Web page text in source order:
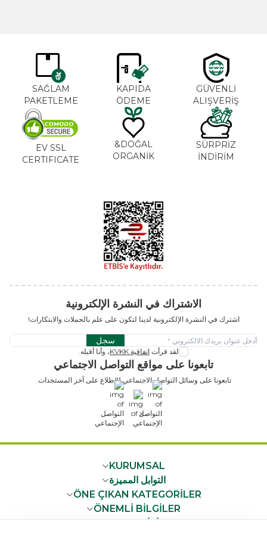
GÜVENLİ
ALIŞVERİŞ
KAPIDA
ÖDEME
SAĞLAM
PAKETLEME
SÜRPRİZ
İNDİRİM
DOĞAL&
ORGANİK
EV SSL
CERTIFICATE
الاشتراك في النشرة الإلكترونية
اشترك في النشرة الإلكترونية لدينا لتكون على علم بالحملات والابتكارات!
سجل
لقد قرأت اتفاقية KVKK ، وأنا أقبله.
تابعونا على مواقع التواصل الاجتماعي
تابعونا على وسائل التواصل الاجتماعي للاطلاع على آخر المستجدات.
x
KURUMSAL
التوابل المميزة
ÖNE ÇIKAN KATEGORİLER
ÖNEMLİ BİLGİLER
HIZLI ERİŞİM